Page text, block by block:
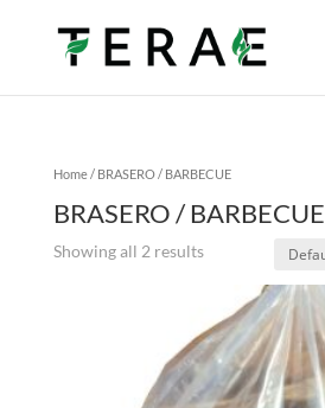
Home/ BRASERO / BARBECUE
BRASERO / BARBECUE
Showing all 2 results